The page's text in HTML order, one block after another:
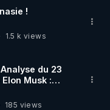
!
1.5 k views
un problème !
185 views